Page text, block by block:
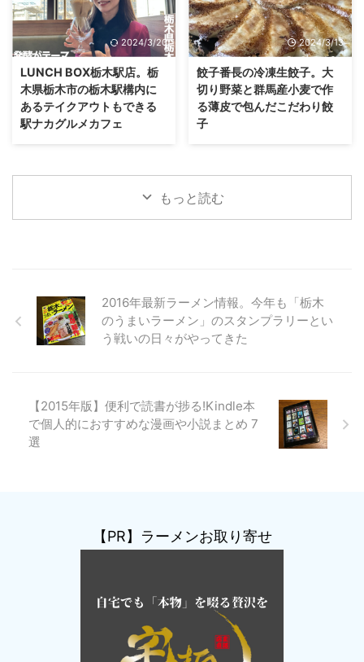
2024/3/20
LUNCH BOX栃木駅店。栃
木県栃木市の栃木駅構内に
あるテイクアウトもできる
駅ナカグルメカフェ
2024/3/13
餃子番長の冷凍生餃子。大
切り野菜と群馬産小麦で作
る薄皮で包んだこだわり餃
子
もっと読む
2016年最新ラーメン情報。今年も「栃木
のうまいラーメン」のスタンプラリーとい
う戦いの日々がやってきた
【2015年版】便利で読書が捗る!Kindle本
で個人的におすすめな漫画や小説まとめ 7
選
【PR】ラーメンお取り寄せ